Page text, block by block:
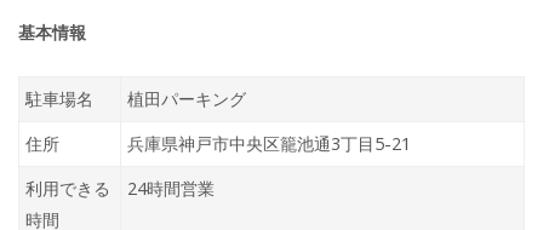
基本情報
駐車場名
植田パーキング
住所
兵庫県神戸市中央区籠池通3丁目5-21
利用できる
時間
24時間営業